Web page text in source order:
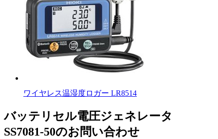
ワイヤレス温湿度ロガー LR8514
バッテリセル電圧ジェネレータ
SS7081-50のお問い合わせ